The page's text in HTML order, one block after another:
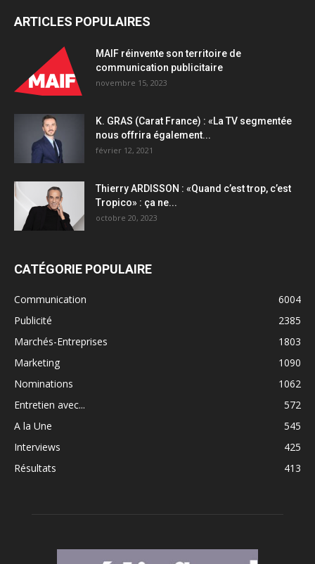
ARTICLES POPULAIRES
MAIF réinvente son territoire de
communication publicitaire
novembre 15, 2023
K. GRAS (Carat France) : «La TV segmentée
nous offrira également...
février 12, 2021
Thierry ARDISSON : «Quand c’est trop, c’est
Tropico» : ça ne...
octobre 20, 2023
CATÉGORIE POPULAIRE
Communication
6004
Publicité
2385
Marchés-Entreprises
1803
Marketing
1090
Nominations
1062
Entretien avec...
572
A la Une
545
Interviews
425
Résultats
413